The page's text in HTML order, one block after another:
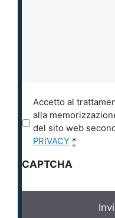
i
c
*
Accetto al
alla
del sito web
PRIVACY *
CAPTCHA